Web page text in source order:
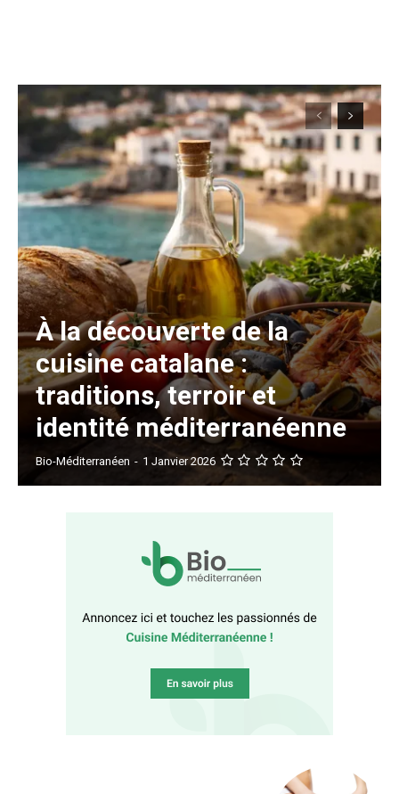
À la découverte de la
cuisine catalane :
traditions, terroir et
identité méditerranéenne
Bio-Méditerranéen - 1 Janvier 2026